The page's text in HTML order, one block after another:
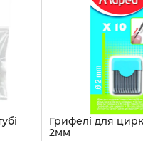
Грифелі для
2мм